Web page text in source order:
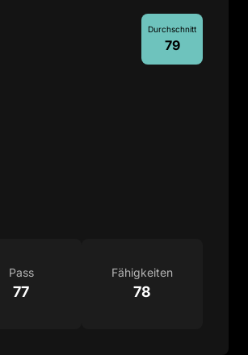
Durchschnitt
79
Pass
77
Fähigkeiten
78